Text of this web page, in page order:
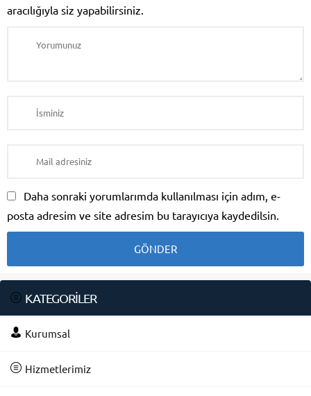
aracılığıyla siz yapabilirsiniz.
Daha sonraki yorumlarımda kullanılması için adım, e-
posta adresim ve site adresim bu tarayıcıya kaydedilsin.
KATEGORİLER
Kurumsal
Hizmetlerimiz